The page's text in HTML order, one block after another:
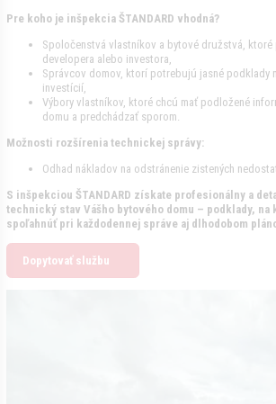
Pre koho je inšpekcia ŠTANDARD vhodná?
Spoločenstvá vlastníkov a bytové družstvá, ktoré
developera alebo investora,
Správcov domov, ktorí potrebujú jasné podklady
investícií,
Výbory vlastníkov, ktoré chcú mať podložené
domu a predchádzať sporom.
Možnosti rozšírenia technickej správy:
Odhad nákladov na odstránenie zistených
S inšpekciou ŠTANDARD získate profesionálny a
technický stav Vášho bytového domu – podklady, na
spoľahnúť pri každodennej správe aj dlhodobom
Dopytovať službu